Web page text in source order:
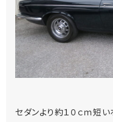
セダンより約１０ｃｍ短